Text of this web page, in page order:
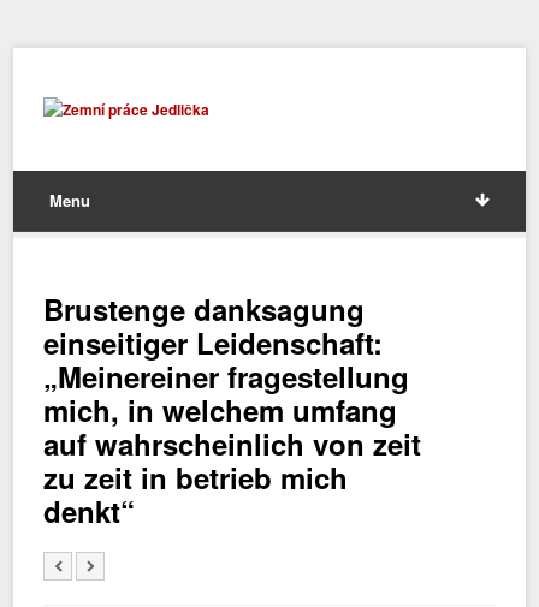
Menu
Brustenge danksagung
einseitiger Leidenschaft:
„Meinereiner fragestellung
mich, in welchem umfang
auf wahrscheinlich von zeit
zu zeit in betrieb mich
denkt“